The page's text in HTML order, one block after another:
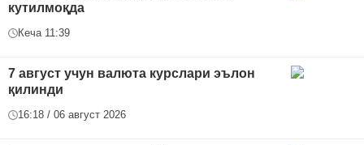
кутилмоқда
Кеча 11:39
7 август учун валюта курслари эълон
қилинди
16:18 / 06 август 2026